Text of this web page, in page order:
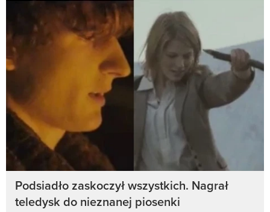
Podsiadło zaskoczył wszystkich. Nagrał
teledysk do nieznanej piosenki